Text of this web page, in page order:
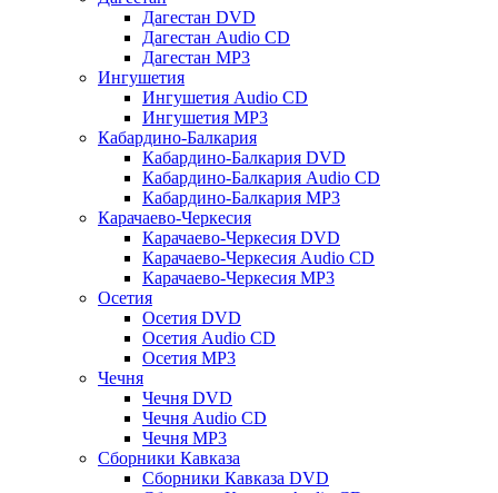
Дагестан DVD
Дагестан Audio CD
Дагестан MP3
Ингушетия
Ингушетия Audio CD
Ингушетия MP3
Кабардино-Балкария
Кабардино-Балкария DVD
Кабардино-Балкария Audio CD
Кабардино-Балкария MP3
Карачаево-Черкесия
Карачаево-Черкесия DVD
Карачаево-Черкесия Audio CD
Карачаево-Черкесия MP3
Осетия
Осетия DVD
Осетия Audio CD
Осетия MP3
Чечня
Чечня DVD
Чечня Audio CD
Чечня MP3
Сборники Кавказа
Сборники Кавказа DVD